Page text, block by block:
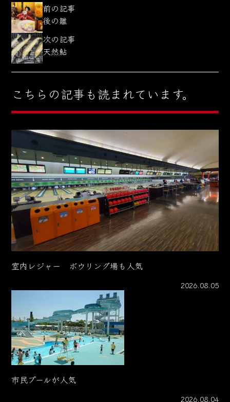
前の記事
後の雛
次の記事
天然鮎
こちらの記事も読まれています。
室内レジャー ボウリング場も人気
2026.08.05
市民プールが人気
2026.08.04